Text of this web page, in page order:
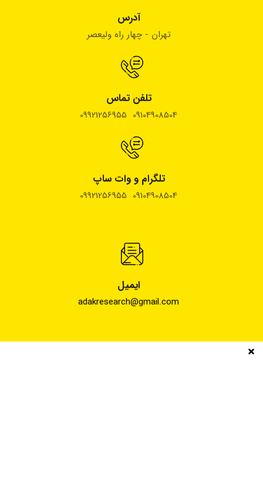
آدرس
تهران - چهار راه ولیعصر
تلفن تماس
09104908504 09921256955
تلگرام و وات ساپ
09104908504 09921256955
ایمیل
adakresearch@gmail.com